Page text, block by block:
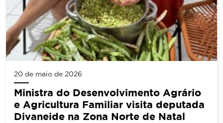
20 de maio de 2026
Ministra do Desenvolvimento Agrário
e Agricultura Familiar visita deputada
Divaneide na Zona Norte de Natal